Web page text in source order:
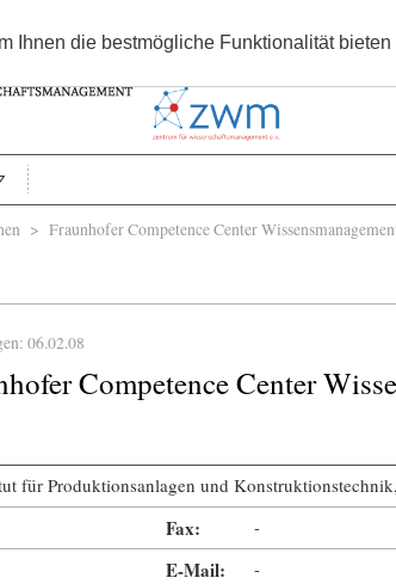
Ihnen die bestmögliche Funktionalität bieten
> Fraunhofer Competence Center
06.02.08
Competence Center
für Produktionsanlagen und
Fax: -
E-Mail: -